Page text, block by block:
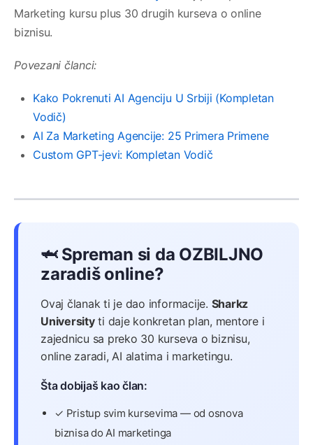
Marketing kursu plus 30 drugih kurseva o online
biznisu.
Povezani članci:
Kako Pokrenuti AI Agenciju U Srbiji (Kompletan
Vodič)
AI Za Marketing Agencije: 25 Primera Primene
Custom GPT-jevi: Kompletan Vodič
🦈 Spreman si da OZBILJNO
zaradiš online?
Ovaj članak ti je dao informacije. Sharkz
Universityti daje konkretan plan, mentore i
zajednicu sa preko 30 kurseva o biznisu,
online zaradi, AI alatima i marketingu.
Šta dobijaš kao član:
✓ Pristup svim kursevima — od osnova
biznisa do AI marketinga